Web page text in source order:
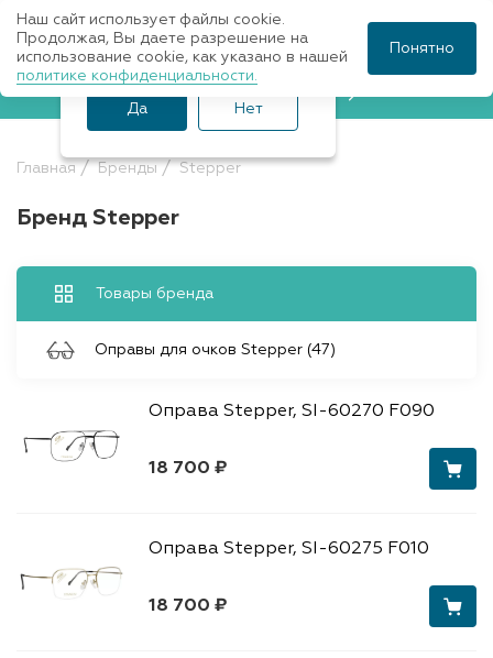
Записаться к врачу
Главная Бренды Stepper
Бренд Stepper
Товары бренда
Оправы для очков Stepper (47)
18 700 ₽
Оправа Stepper, SI-60270 F090
18 700 ₽
Оправа Stepper, SI-60275 F010
Ваш город Санкт-
Петербург?
Да Нет
Наш сайт использует файлы cookie.
Продолжая, Вы даете разрешение на
использование cookie, как указано в нашей
политике конфиденциальности.
Понятно